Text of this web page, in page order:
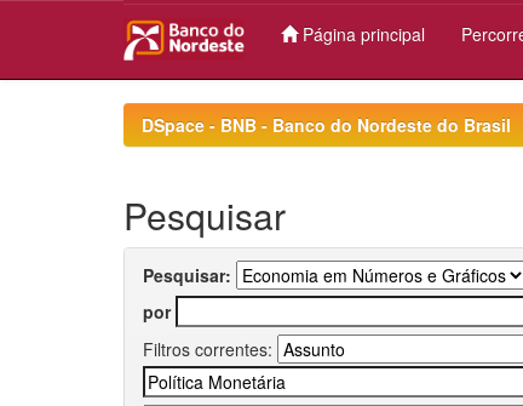
Página principal
DSpace - BNB - Banco do Nordeste do Brasil
Pesquisar
Pesquisar:
por
Filtros correntes: